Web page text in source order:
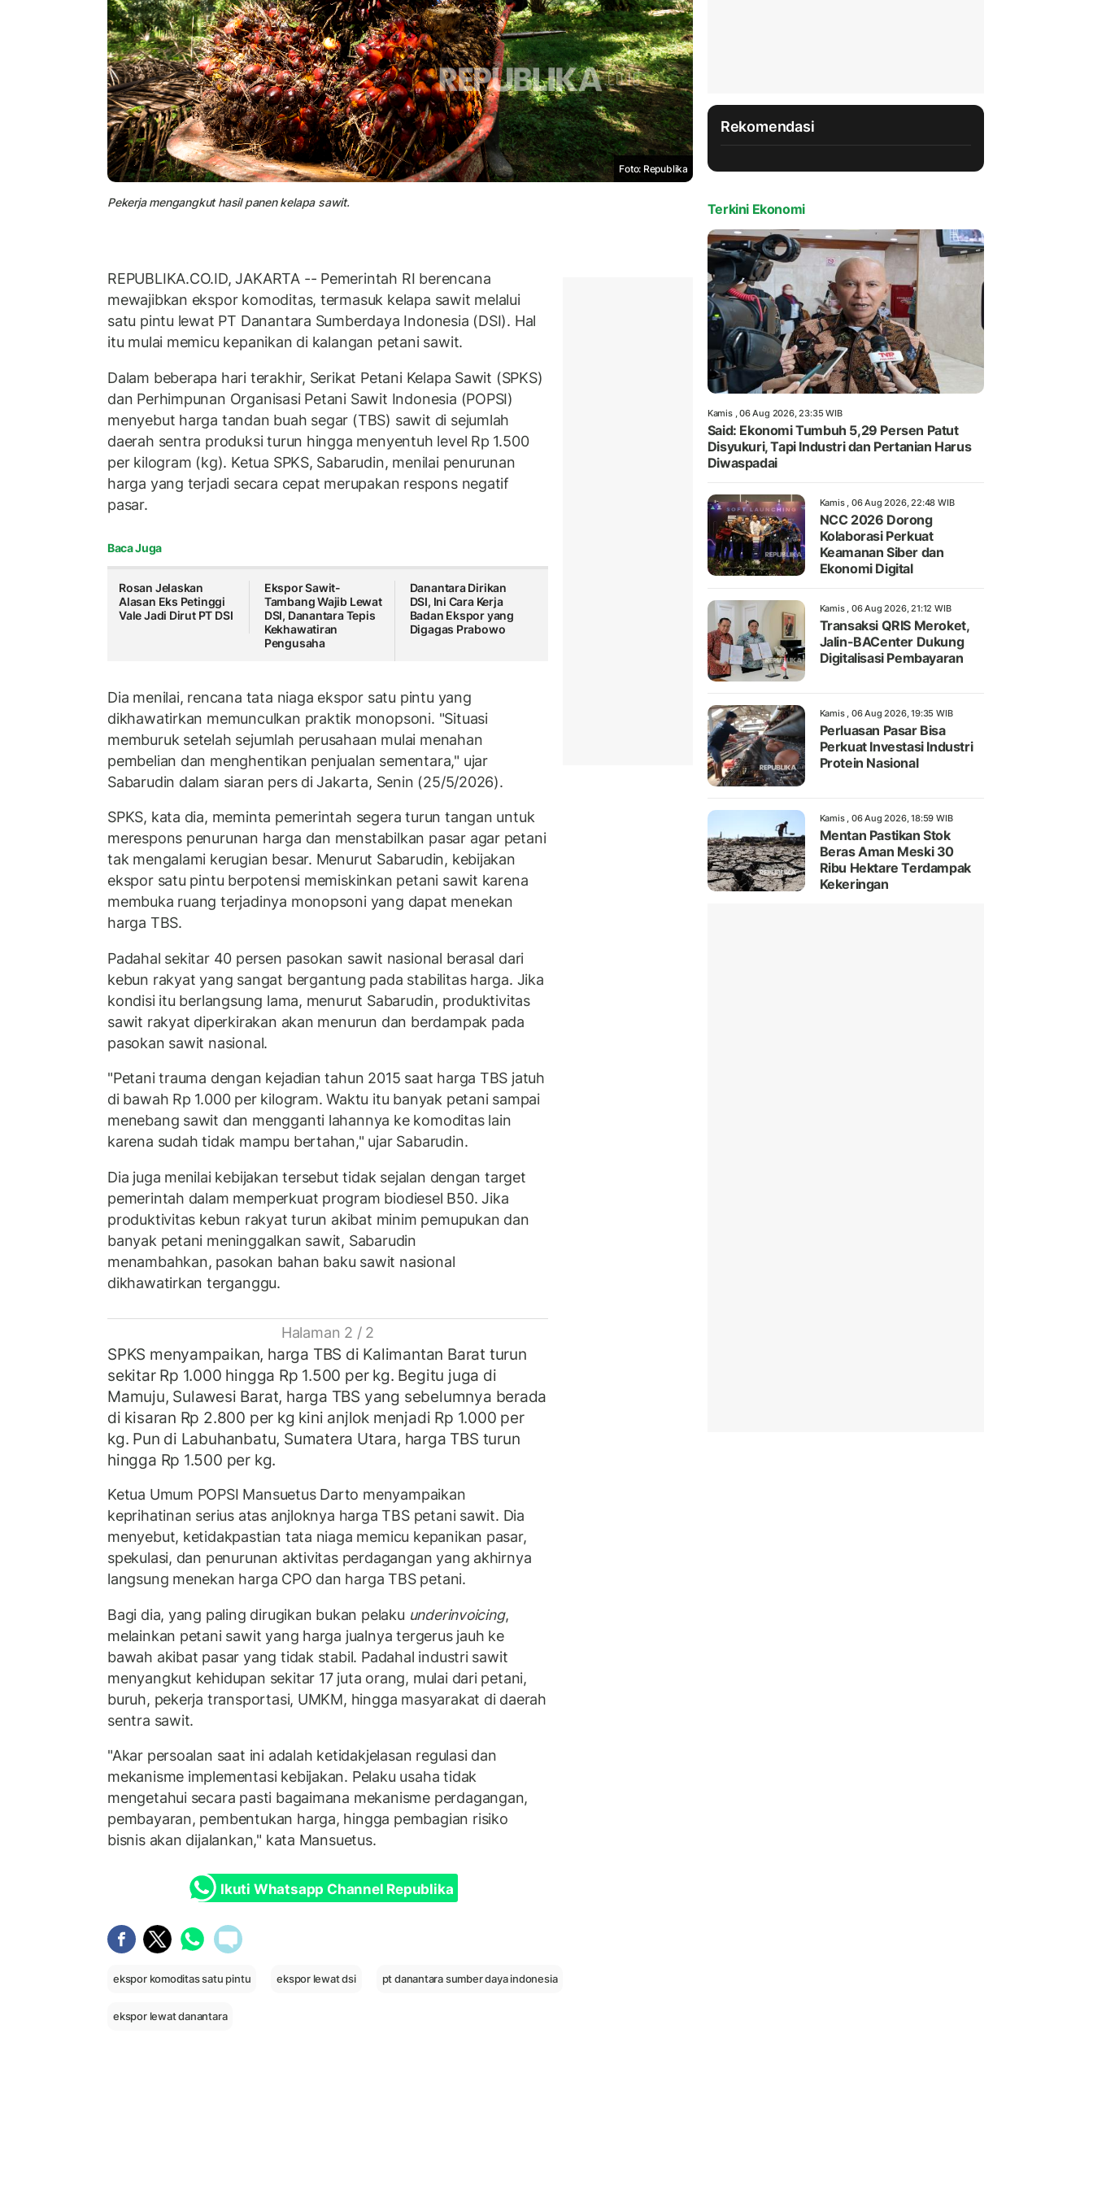
Foto: Republika
Pekerja mengangkut hasil panen kelapa sawit.
REPUBLIKA.CO.ID, JAKARTA -- Pemerintah RI berencana
mewajibkan ekspor komoditas, termasuk kelapa sawit melalui
satu pintu lewat PT Danantara Sumberdaya Indonesia (DSI). Hal
itu mulai memicu kepanikan di kalangan petani sawit.
Dalam beberapa hari terakhir, Serikat Petani Kelapa Sawit (SPKS)
dan Perhimpunan Organisasi Petani Sawit Indonesia (POPSI)
menyebut harga tandan buah segar (TBS) sawit di sejumlah
daerah sentra produksi turun hingga menyentuh level Rp 1.500
per kilogram (kg). Ketua SPKS, Sabarudin, menilai penurunan
harga yang terjadi secara cepat merupakan respons negatif
pasar.
Baca Juga
Rosan Jelaskan
Alasan Eks Petinggi
Vale Jadi Dirut PT DSI
Ekspor Sawit-
Tambang Wajib Lewat
DSI, Danantara Tepis
Kekhawatiran
Pengusaha
Danantara Dirikan
DSI, Ini Cara Kerja
Badan Ekspor yang
Digagas Prabowo
Dia menilai, rencana tata niaga ekspor satu pintu yang
dikhawatirkan memunculkan praktik monopsoni. "Situasi
memburuk setelah sejumlah perusahaan mulai menahan
pembelian dan menghentikan penjualan sementara," ujar
Sabarudin dalam siaran pers di Jakarta, Senin (25/5/2026).
SPKS, kata dia, meminta pemerintah segera turun tangan untuk
merespons penurunan harga dan menstabilkan pasar agar petani
tak mengalami kerugian besar. Menurut Sabarudin, kebijakan
ekspor satu pintu berpotensi memiskinkan petani sawit karena
membuka ruang terjadinya monopsoni yang dapat menekan
harga TBS.
Padahal sekitar 40 persen pasokan sawit nasional berasal dari
kebun rakyat yang sangat bergantung pada stabilitas harga. Jika
kondisi itu berlangsung lama, menurut Sabarudin, produktivitas
sawit rakyat diperkirakan akan menurun dan berdampak pada
pasokan sawit nasional.
"Petani trauma dengan kejadian tahun 2015 saat harga TBS jatuh
di bawah Rp 1.000 per kilogram. Waktu itu banyak petani sampai
menebang sawit dan mengganti lahannya ke komoditas lain
karena sudah tidak mampu bertahan," ujar Sabarudin.
Dia juga menilai kebijakan tersebut tidak sejalan dengan target
pemerintah dalam memperkuat program biodiesel B50. Jika
produktivitas kebun rakyat turun akibat minim pemupukan dan
banyak petani meninggalkan sawit, Sabarudin
menambahkan, pasokan bahan baku sawit nasional
dikhawatirkan terganggu.
Halaman 2 / 2
SPKS menyampaikan, harga TBS di Kalimantan Barat turun
sekitar Rp 1.000 hingga Rp 1.500 per kg. Begitu juga di
Mamuju, Sulawesi Barat, harga TBS yang sebelumnya berada
di kisaran Rp 2.800 per kg kini anjlok menjadi Rp 1.000 per
kg. Pun di Labuhanbatu, Sumatera Utara, harga TBS turun
hingga Rp 1.500 per kg.
Ketua Umum POPSI Mansuetus Darto menyampaikan
keprihatinan serius atas anjloknya harga TBS petani sawit. Dia
menyebut, ketidakpastian tata niaga memicu kepanikan pasar,
spekulasi, dan penurunan aktivitas perdagangan yang akhirnya
langsung menekan harga CPO dan harga TBS petani.
Bagi dia, yang paling dirugikan bukan pelaku underinvoicing,
melainkan petani sawit yang harga jualnya tergerus jauh ke
bawah akibat pasar yang tidak stabil. Padahal industri sawit
menyangkut kehidupan sekitar 17 juta orang, mulai dari petani,
buruh, pekerja transportasi, UMKM, hingga masyarakat di daerah
sentra sawit.
"Akar persoalan saat ini adalah ketidakjelasan regulasi dan
mekanisme implementasi kebijakan. Pelaku usaha tidak
mengetahui secara pasti bagaimana mekanisme perdagangan,
pembayaran, pembentukan harga, hingga pembagian risiko
bisnis akan dijalankan," kata Mansuetus.
Ikuti Whatsapp Channel Republika
ekspor komoditas satu pintu ekspor lewat dsi pt danantara sumber daya indonesia
ekspor lewat danantara
Rekomendasi
Terkini Ekonomi
Kamis , 06 Aug 2026, 23:35 WIB
Said: Ekonomi Tumbuh 5,29 Persen Patut
Disyukuri, Tapi Industri dan Pertanian Harus
Diwaspadai
Kamis , 06 Aug 2026, 22:48 WIB
NCC 2026 Dorong
Kolaborasi Perkuat
Keamanan Siber dan
Ekonomi Digital
Kamis , 06 Aug 2026, 21:12 WIB
Transaksi QRIS Meroket,
Jalin-BACenter Dukung
Digitalisasi Pembayaran
Kamis , 06 Aug 2026, 19:35 WIB
Perluasan Pasar Bisa
Perkuat Investasi Industri
Protein Nasional
Kamis , 06 Aug 2026, 18:59 WIB
Mentan Pastikan Stok
Beras Aman Meski 30
Ribu Hektare Terdampak
Kekeringan